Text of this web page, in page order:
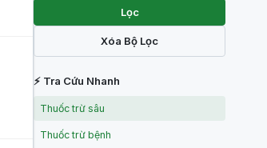
Lọc
Xóa Bộ Lọc
⚡ Tra Cứu Nhanh
Thuốc trừ sâu
Thuốc trừ bệnh